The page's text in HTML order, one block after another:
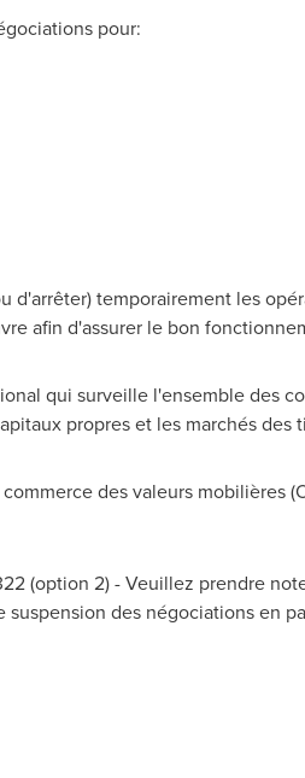
pour:
d'arrêter) temporairement les
afin d'assurer le bon
qui surveille l'ensemble des
propres et les marchés des
des valeurs mobilières
(option 2) - Veuillez prendre
des négociations en